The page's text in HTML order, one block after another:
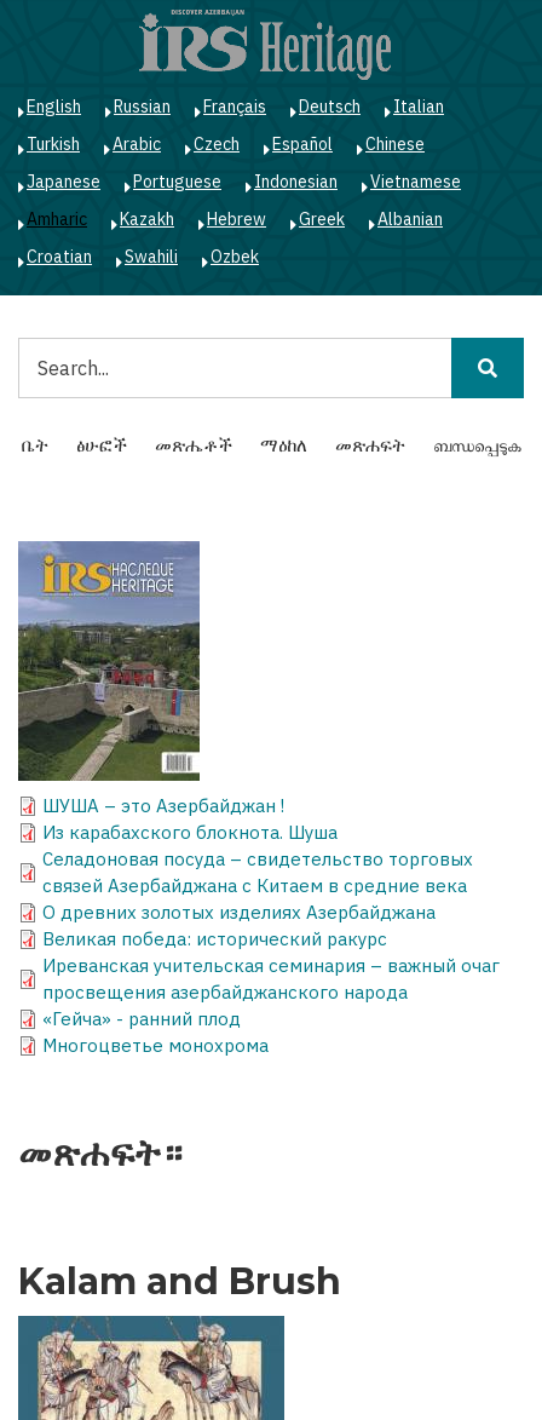
English Russian Français Deutsch
Italian
Turkish
Arabic Czech Español
Chinese
Japanese
Portuguese Indonesian
Vietnamese
Amharic
Kazakh Hebrew Greek
Albanian
Croatian
Swahili Ozbek
Main
navigation
ቤት ፅሁፎች መጽሔቶች ማዕከለ መጽሐፍት ബന്ധപ്പെടുക
ШУША – это Азербайджан !
Из карабахского блокнота. Шуша
Селадоновая посуда – свидетельство торговых
связей Азербайджана с Китаем в средние века
О древних золотых изделиях Азербайджана
Великая победа: исторический ракурс
Иреванская учительская семинария – важный очаг
просвещения азербайджанского народа
«Гейча» - ранний плод
Многоцветье монохромa
መጽሐፍት።
Kalam and Brush